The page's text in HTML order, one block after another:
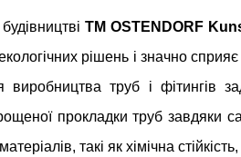
ТМOSTENDORF
рішень і значно сприяє
виробництва труб і фітингів
прокладки труб
такі як хімічна